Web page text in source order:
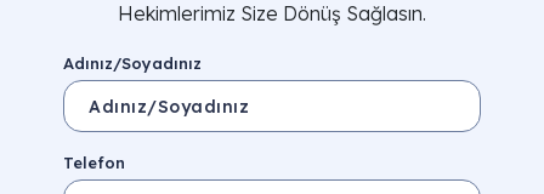
Hekimlerimiz Size Dönüş Sağlasın.
Adınız/Soyadınız
Telefon